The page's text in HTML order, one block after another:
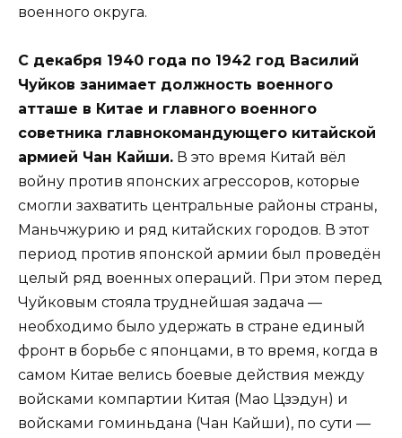
военного округа.
С декабря 1940 года по 1942 год Василий
Чуйков занимает должность военного
атташе в Китае и главного военного
советника главнокомандующего китайской
армией Чан Кайши. В это время Китай вёл
войну против японских агрессоров, которые
смогли захватить центральные районы страны,
Маньчжурию и ряд китайских городов. В этот
период против японской армии был проведён
целый ряд военных операций. При этом перед
Чуйковым стояла труднейшая задача —
необходимо было удержать в стране единый
фронт в борьбе с японцами, в то время, когда в
самом Китае велись боевые действия между
войсками компартии Китая (Мао Цзэдун) и
войсками гоминьдана (Чан Кайши), по сути —